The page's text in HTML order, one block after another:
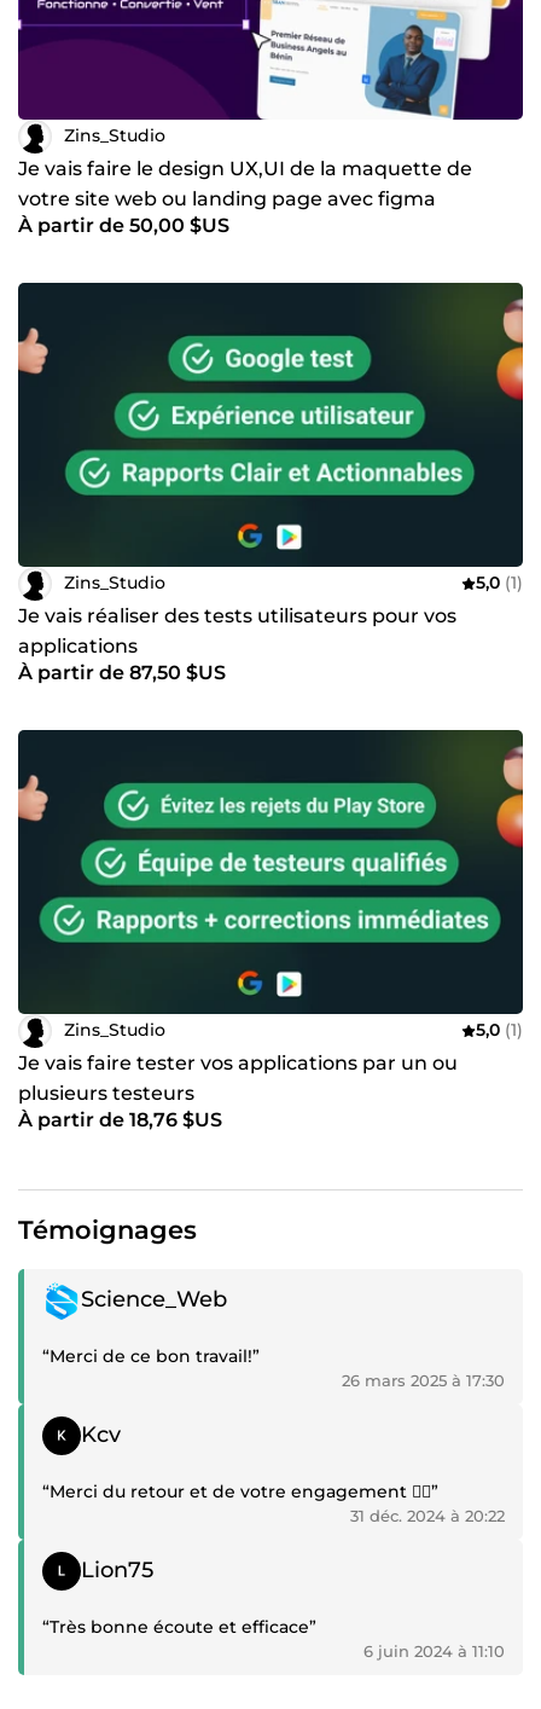
Zins_Studio
Je vais faire le design UX,UI de la maquette de
votre site web ou landing page avec figma
À partir de 50,00 $US
Zins_Studio 5,0 (1)
Je vais réaliser des tests utilisateurs pour vos
applications
À partir de 87,50 $US
Zins_Studio 5,0 (1)
Je vais faire tester vos applications par un ou
plusieurs testeurs
À partir de 18,76 $US
Témoignages
Témoignage positif
Science_Web
“Merci de ce bon travail!”
26 mars 2025 à 17:30
Témoignage positif
Kcv
“Merci du retour et de votre engagement 👍🏿”
31 déc. 2024 à 20:22
Témoignage positif
Lion75
“Très bonne écoute et efficace”
6 juin 2024 à 11:10